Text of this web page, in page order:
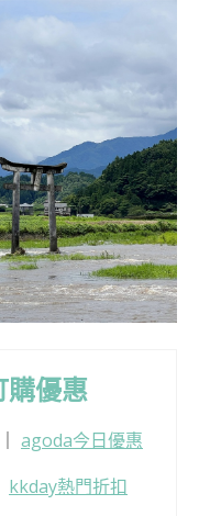
購優惠
agoda今日優惠
kkday熱門折扣